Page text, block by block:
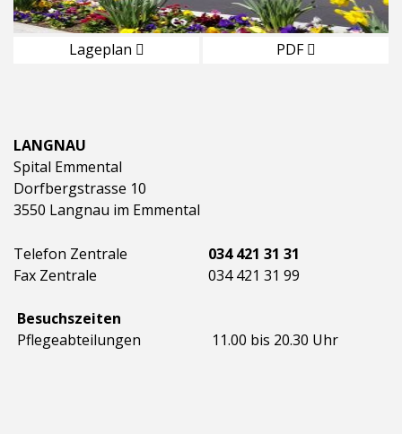
Lageplan PDF
LANGNAU
Spital Emmental
Dorfbergstrasse 10
3550 Langnau im Emmental
Telefon Zentrale
034 421 31 31
Fax Zentrale
034 421 31 99
Besuchszeiten
Pflegeabteilungen
11.00 bis 20.30 Uhr